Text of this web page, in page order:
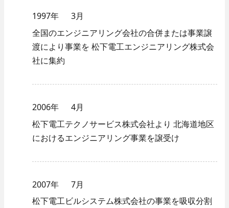
1997年
3月
全国のエンジニアリング会社の合併または事業譲
渡により事業を 松下電工エンジニアリング株式会
社に集約
2006年
4月
松下電工テクノサービス株式会社より 北海道地区
におけるエンジニアリング事業を譲受け
2007年
7月
松下電工ビルシステム株式会社の事業を吸収分割